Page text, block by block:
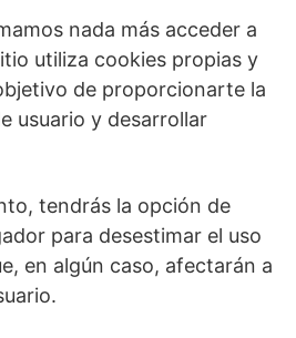
nada más acceder a
utiliza cookies propias y
de proporcionarte la
usuario y desarrollar
tendrás la opción de
para desestimar el uso
en algún caso, afectarán a